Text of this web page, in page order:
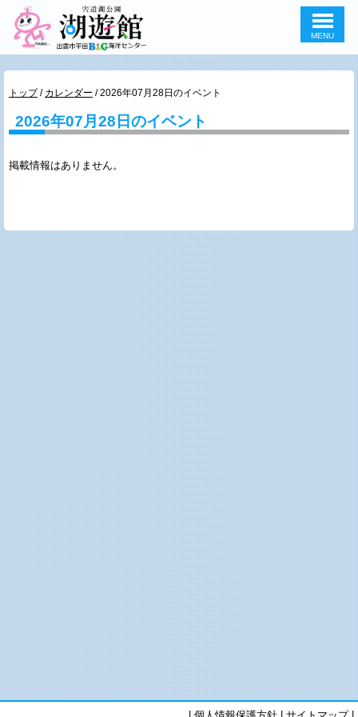
このページの本文へ
MENU
現
の
位
トップ/ カレンダー /2026年07月28日のイベント
2026年07月28日のイベント
掲載情報はありません。